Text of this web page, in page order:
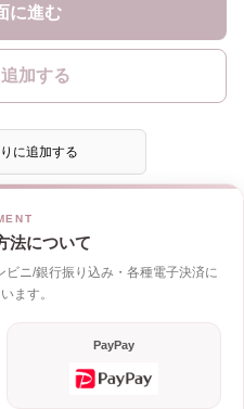
に進む
加する
に追加する
法について
ニ/銀行振り込み・各種電子決済に
ます。
PayPay